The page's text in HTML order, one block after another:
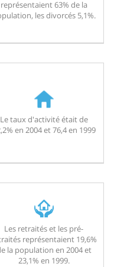
représentaient 63% de la
les divorcés 5,1%.
Le taux d'activité était de
en 2004 et 76,4 en 1999
Les retraités et les pré-
représentaient 19,6%
la population en 2004 et
23,1% en 1999.